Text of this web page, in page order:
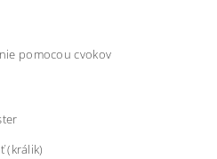
pomocou cvokov
(králik)